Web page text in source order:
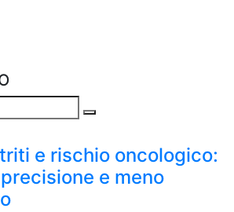
e rischio oncologico:
e meno